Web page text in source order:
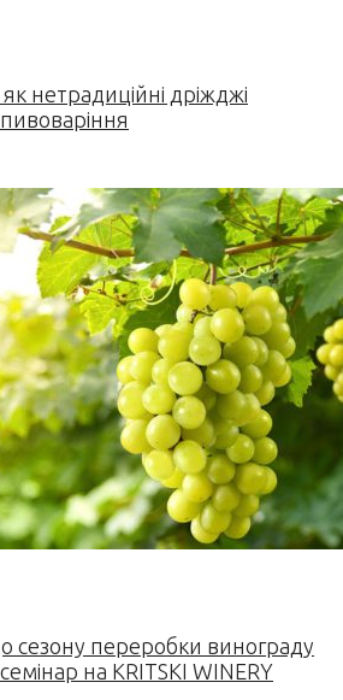
нетрадиційні дріжджі
сезону переробки винограду
на KRITSKI WINERY